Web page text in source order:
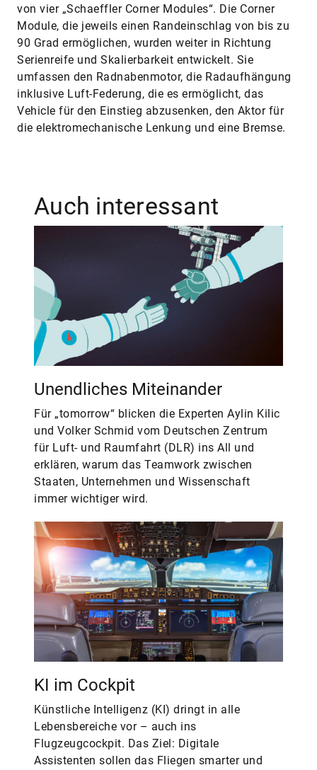
von vier „Schaeffler Corner Modules“. Die Corner
Module, die jeweils einen Randeinschlag von bis zu
90 Grad ermöglichen, wurden weiter in Richtung
Serienreife und Skalierbarkeit entwickelt. Sie
umfassen den Radnabenmotor, die Radaufhängung
inklusive Luft-Federung, die es ermöglicht, das
Vehicle für den Einstieg abzusenken, den Aktor für
die elektromechanische Lenkung und eine Bremse.
Auch interessant
Unendliches Miteinander
Für „tomorrow“ blicken die Experten Aylin Kilic
und Volker Schmid vom Deutschen Zentrum
für Luft- und Raumfahrt (DLR) ins All und
erklären, warum das Teamwork zwischen
Staaten, Unternehmen und Wissenschaft
immer wichtiger wird.
KI im Cockpit
Künstliche Intelligenz (KI) dringt in alle
Lebensbereiche vor – auch ins
Flugzeugcockpit. Das Ziel: Digitale
Assistenten sollen das Fliegen smarter und